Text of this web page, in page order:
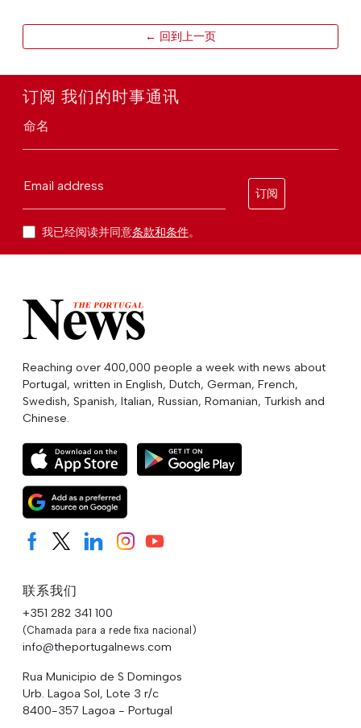
← 回到上一页
订阅 我们的时事通讯
命名
Email address
订阅
我已经阅读并同意条款和条件。
Reaching over 400,000 people a week with news about
Portugal, written in English, Dutch, German, French,
Swedish, Spanish, Italian, Russian, Romanian, Turkish and
Chinese.
联系我们
+351 282 341 100
(Chamada para a rede fixa nacional)
info@theportugalnews.com
Rua Municipio de S Domingos
Urb. Lagoa Sol, Lote 3 r/c
8400-357 Lagoa - Portugal